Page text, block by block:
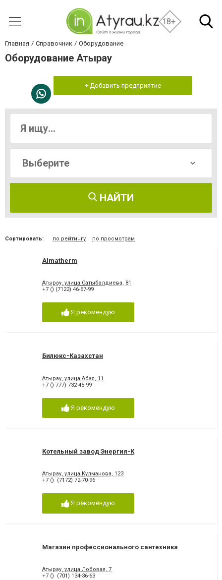
18+
Главная Справочник Оборудование
Оборудование Атырау
+ Добавить предприятие
НАЙТИ
Сортировать: по рейтингу по просмотрам
Almatherm
Атырау, улица Сатыбалдиева, 81
+7 () (7122) 46-67-99
Я рекомендую
Билюкс-Казахстан
Атырау, улица Абая, 11
+7 () 777) 732-45-99
Я рекомендую
Котельный завод Энергия-К
Атырау, улица Кулманова, 123
+7 () (7172) 72-70-96
Я рекомендую
Магазин профессионального сантехника
Атырау, улица Лобовая, 7
+7 () (701) 134-36-63